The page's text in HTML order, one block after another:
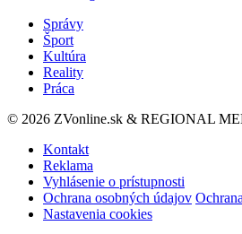
Správy
Šport
Kultúra
Reality
Práca
© 2026 ZVonline.sk & REGIONAL
Kontakt
Reklama
Vyhlásenie o prístupnosti
Ochrana osobných údajov
Nastavenia cookies